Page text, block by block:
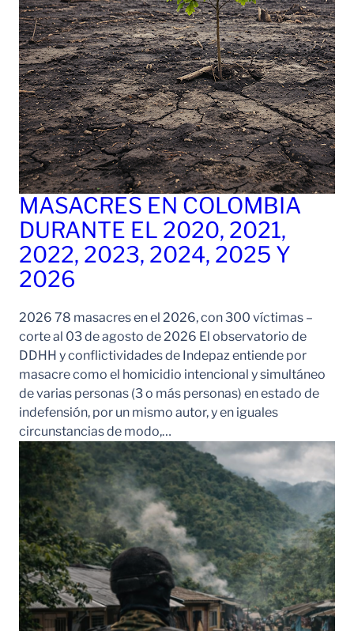
MASACRES EN COLOMBIA
DURANTE EL 2020, 2021,
2022, 2023, 2024, 2025 Y
2026
2026 78 masacres en el 2026, con 300 víctimas –
corte al 03 de agosto de 2026 El observatorio de
DDHH y conflictividades de Indepaz entiende por
masacre como el homicidio intencional y simultáneo
de varias personas (3 o más personas) en estado de
indefensión, por un mismo autor, y en iguales
circunstancias de modo,…